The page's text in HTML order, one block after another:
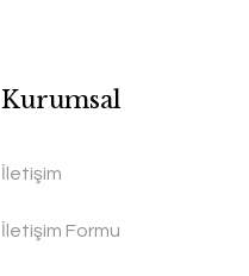
Kurumsal
İletişim
İletişim Formu